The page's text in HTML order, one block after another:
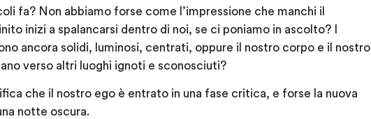
fa? Non abbiamo forse come l’impressione che manchi il
inizi a spalancarsi dentro di noi, se ci poniamo in ascolto? I
ancora solidi, luminosi, centrati, oppure il nostro corpo e il nostro
verso altri luoghi ignoti e sconosciuti?
che il nostro ego è entrato in una fase critica, e forse la nuova
notte oscura.